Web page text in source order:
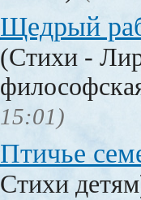
Щедрый
(Стихи -
15:01)
Птичье
Стихи